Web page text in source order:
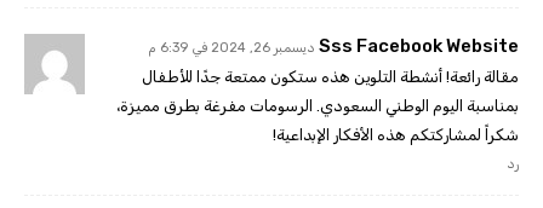
Sss Facebook Website ديسمبر 26, 2024 في 6:39 م
مقالة رائعة! أنشطة التلوين هذه ستكون ممتعة جدًا للأطفال
بمناسبة اليوم الوطني السعودي. الرسومات مفرغة بطرق مميزة،
شكراً لمشاركتكم هذه الأفكار الإبداعية!
رد